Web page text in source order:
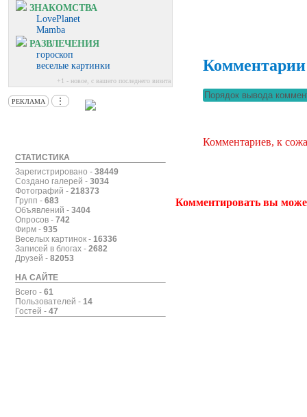
ЗНАКОМСТВА
LovePlanet
Mamba
РАЗВЛЕЧЕНИЯ
гороскоп
веселые картинки
+1 - новое, с вашего последнего визита
РЕКЛАМА ⋮
СТАТИСТИКА
Зарегистрировано - 38449
Создано галерей - 3034
Фотографий - 218373
Групп - 683
Объявлений - 3404
Опросов - 742
Фирм - 935
Веселых картинок - 16336
Записей в блогах - 2682
Друзей - 82053
НА САЙТЕ
Всего - 61
Пользователей - 14
Гостей - 47
Комментарии
Комментариев, к
Комментировать вы